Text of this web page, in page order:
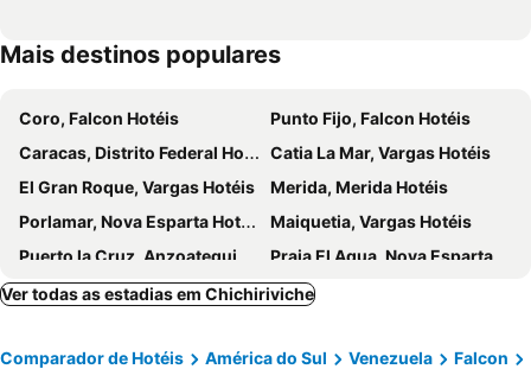
Mais destinos populares
Coro, Falcon Hotéis
Punto Fijo, Falcon Hotéis
Caracas, Distrito Federal Hotéis
Catia La Mar, Vargas Hotéis
El Gran Roque, Vargas Hotéis
Merida, Merida Hotéis
Porlamar, Nova Esparta Hotéis
Maiquetia, Vargas Hotéis
Puerto la Cruz, Anzoategui Hotéis
Praia El Agua, Nova Esparta Hotéis
El Tirano, Nova Esparta Hotéis
Ver todas as estadias em Chichiriviche
Comparador de Hotéis América do Sul Venezuela
Falcon